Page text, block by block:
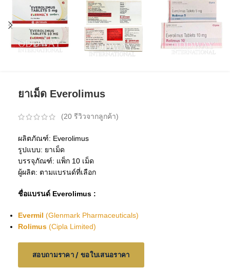
ยาเม็ด Everolimus
(20 รีวิวจากลูกค้า)
ผลิตภัณฑ์: Everolimus
รูปแบบ: ยาเม็ด
บรรจุภัณฑ์: แพ็ก 10 เม็ด
ผู้ผลิต: ตามแบรนด์ที่เลือก
ชื่อแบรนด์ Everolimus :
Evermil (Glenmark Pharmaceuticals)
Rolimus (Cipla Limited)
สอบถามราคา / ขอใบเสนอราคา